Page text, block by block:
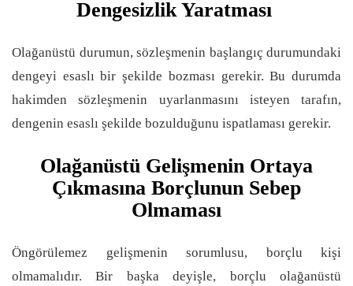
Dengesizlik Yaratması
Olağanüstü durumun, sözleşmenin başlangıç durumundaki
dengeyi esaslı bir şekilde bozması gerekir. Bu durumda
hakimden sözleşmenin uyarlanmasını isteyen tarafın,
dengenin esaslı şekilde bozulduğunu ispatlaması gerekir.
Olağanüstü Gelişmenin Ortaya
Çıkmasına Borçlunun Sebep
Olmaması
Öngörülemez gelişmenin sorumlusu, borçlu kişi
olmamalıdır. Bir başka deyişle, borçlu olağanüstü